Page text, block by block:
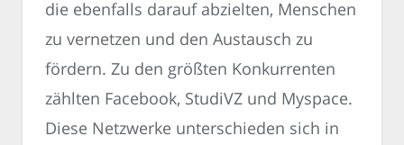
die ebenfalls darauf abzielten, Menschen
zu vernetzen und den Austausch zu
fördern. Zu den größten Konkurrenten
zählten Facebook, StudiVZ und Myspace.
Diese Netzwerke unterschieden sich in